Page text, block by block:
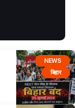
NEWS
बिहार